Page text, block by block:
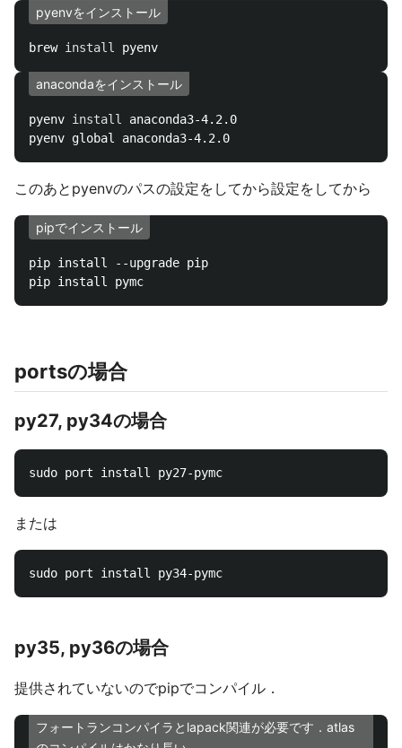
pyenvをインストール
brew install
anacondaをインストール
pyenv install anaconda3-4.2.0
このあとpyenvのパスの設定をしてから設定をしてから
pipでインストール
pip install --upgrade pip
portsの場合
py27, py34の場合
または
py35, py36の場合
提供されていないのでpipでコンパイル．
フォートランコンパイラとlapack関連が必要です．atlas